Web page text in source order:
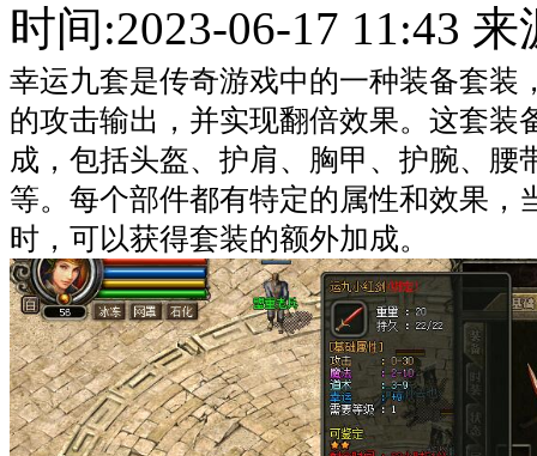
时间:2023-06-17 11:43
幸运九套是传奇游戏中的一种装备套装
的攻击输出，并实现翻倍效果。这套装
成，包括头盔、护肩、胸甲、护腕、腰
等。每个部件都有特定的属性和效果，
时，可以获得套装的额外加成。